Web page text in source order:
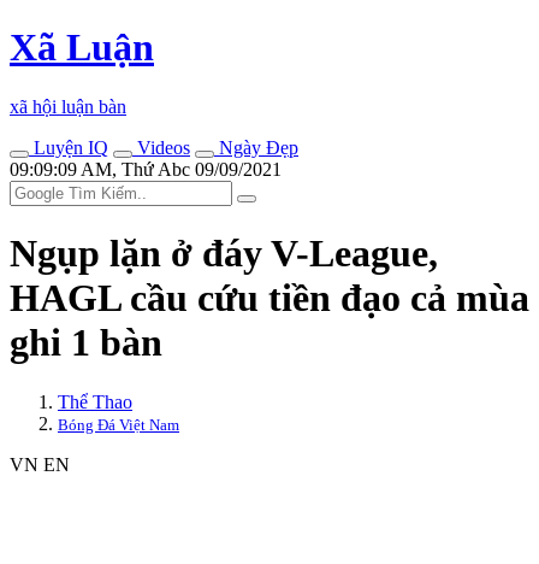
Xã Luận
xã hội luận bàn
Luyện IQ
Videos
Ngày Đẹp
09:09:09 AM, Thứ Abc 09/09/2021
Ngụp lặn ở đáy V-League,
HAGL cầu cứu tiền đạo cả mùa
ghi 1 bàn
Thể Thao
Bóng Đá Việt Nam
VN EN